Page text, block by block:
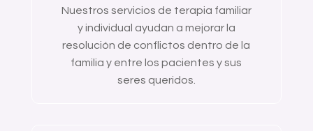
Nuestros servicios de terapia familiar
y individual ayudan a mejorar la
resolución de conflictos dentro de la
familia y entre los pacientes y sus
seres queridos.